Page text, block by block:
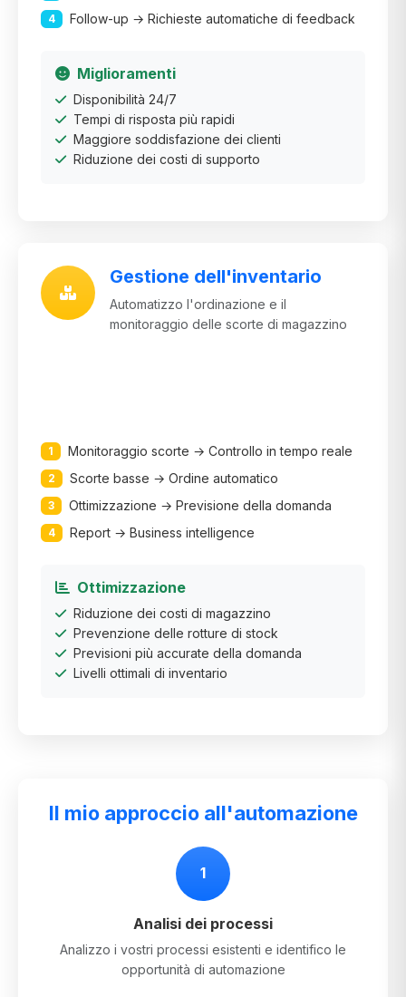
4 Follow-up → Richieste automatiche di feedback
Miglioramenti
Disponibilità 24/7
Tempi di risposta più rapidi
Maggiore soddisfazione dei clienti
Riduzione dei costi di supporto
Gestione dell'inventario
Automatizzo l'ordinazione e il
monitoraggio delle scorte di magazzino
1 Monitoraggio scorte → Controllo in tempo reale
2 Scorte basse → Ordine automatico
3 Ottimizzazione → Previsione della domanda
4 Report → Business intelligence
Ottimizzazione
Riduzione dei costi di magazzino
Prevenzione delle rotture di stock
Previsioni più accurate della domanda
Livelli ottimali di inventario
Il mio approccio all'automazione
1
Analisi dei processi
Analizzo i vostri processi esistenti e identifico le
opportunità di automazione